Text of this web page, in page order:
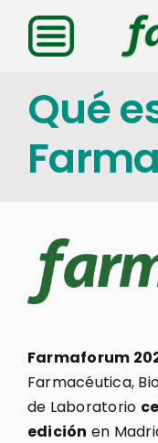
Saltar
contenido
Qué
Farmaforum
Farmacéutica,
de Laboratorio
edición en